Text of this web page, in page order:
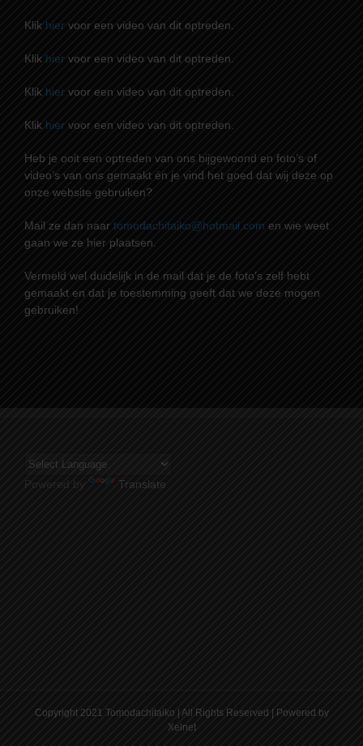
Klik hier voor een video van dit optreden.
Klik hier voor een video van dit optreden.
Klik hier voor een video van dit optreden.
Klik hier voor een video van dit optreden.
Heb je ooit een optreden van ons bijgewoond en foto’s of
video’s van ons gemaakt én je vind het goed dat wij deze op
onze website gebruiken?
Mail ze dan naar tomodachitaiko@hotmail.com en wie weet
gaan we ze hier plaatsen.
Vermeld wel duidelijk in de mail dat je de foto’s zelf hebt
gemaakt en dat je toestemming geeft dat we deze mogen
gebruiken!
Powered by Translate
Copyright 2021 Tomodachitaiko | All Rights Reserved | Powered by
Xelnet